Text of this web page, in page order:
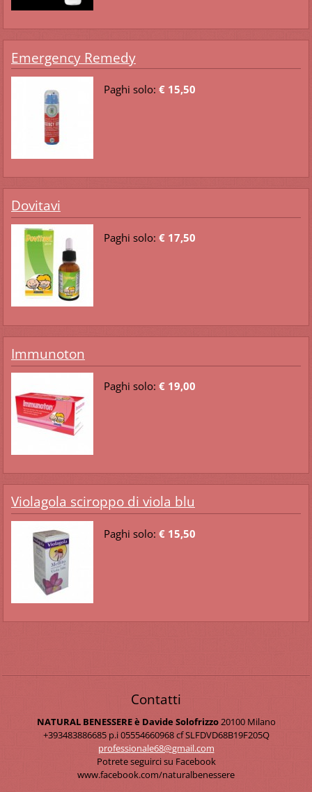
Emergency Remedy
Paghi solo: € 15,50
Dovitavi
Paghi solo: € 17,50
Immunoton
Paghi solo: € 19,00
Violagola sciroppo di viola blu
Paghi solo: € 15,50
Contatti
NATURAL BENESSERE è Davide Solofrizzo20100 Milano
+393483886685 p.i 05554660968 cf SLFDVD68B19F205Q
professionale68@gmail.com
Potrete seguirci su Facebook
www.facebook.com/naturalbenessere